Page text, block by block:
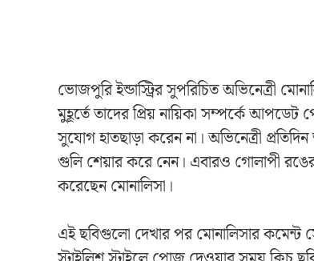
ভোজপুরি ইন্ডাস্ট্রির সুপরিচিত অভিনেত্রী
মুহূর্তে তাদের প্রিয় নায়িকা সম্পর্কে
সুযোগ হাতছাড়া করেন না। অভিনেত্রী
গুলি শেয়ার করে নেন। এবারও গোলাপী
করেছেন মোনালিসা।
এই ছবিগুলো দেখার পর মোনালিসার